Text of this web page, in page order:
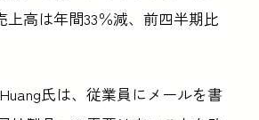
高は年間33％減、前四半期比
氏は、従業員にメールを書